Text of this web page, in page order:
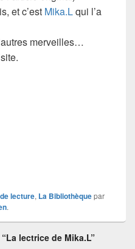
et c’est Mika.Lqui l’a
merveilles…
lecture, La Bibliothèquepar
.
lectrice de Mika.L”